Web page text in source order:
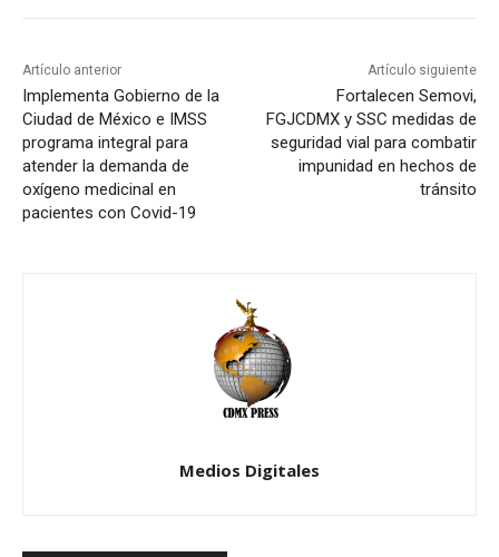
Artículo anterior
Implementa Gobierno de la
Ciudad de México e IMSS
programa integral para
atender la demanda de
oxígeno medicinal en
pacientes con Covid-19
Artículo siguiente
Fortalecen Semovi,
FGJCDMX y SSC medidas de
seguridad vial para combatir
impunidad en hechos de
tránsito
Medios Digitales